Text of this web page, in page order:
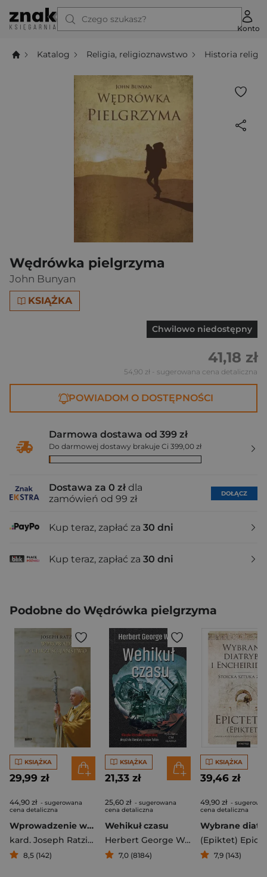
Czego szukasz?
Konto
Katalog Religia, religioznawstwo Historia religii
Wędrówka pielgrzyma
John Bunyan
KSIĄŻKA
Chwilowo niedostępny
41,18 zł
54,90 zł - sugerowana cena detaliczna
POWIADOM O DOSTĘPNOŚCI
Darmowa dostawa od 399 zł
Do darmowej dostawy brakuje Ci 399,00 zł
Dostawa za 0 zł dla
zamówień od 99 zł
DOŁĄCZ
Kup teraz, zapłać za 30 dni
Kup teraz, zapłać za 30 dni
Podobne do Wędrówka pielgrzyma
KSIĄŻKA
29,99 zł
44,90 zł - sugerowana
cena detaliczna
Wprowadzenie w chrześcijaństwo
kard. Joseph Ratzinger
8,5 (142)
KSIĄŻKA
21,33 zł
25,60 zł - sugerowana
cena detaliczna
Wehikuł czasu
Herbert George Wells
7,0 (8184)
KSIĄŻKA
39,46 zł
49,90 zł -
cena detaliczna
(Epiktet)
7,9 (143)